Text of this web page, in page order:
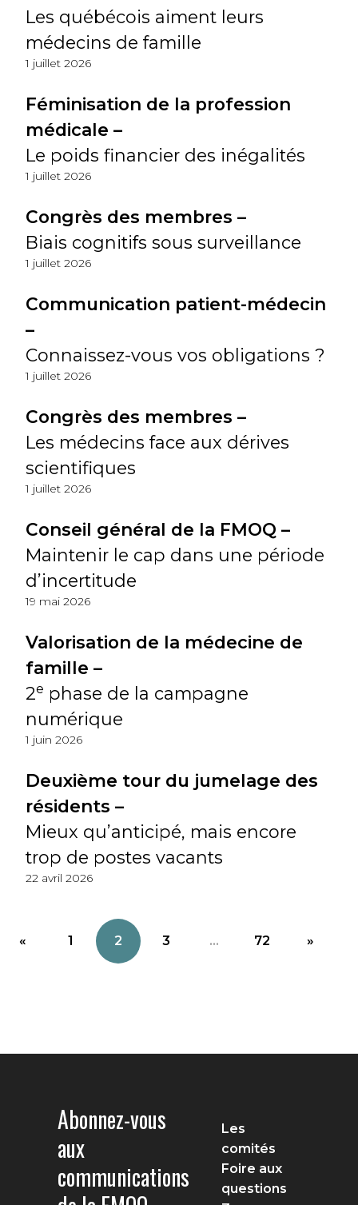
Les québécois aiment leurs
médecins de famille
1 juillet 2026
Féminisation de la profession
médicale –
Le poids financier des inégalités
1 juillet 2026
Congrès des membres –
Biais cognitifs sous surveillance
1 juillet 2026
Communication patient-médecin
–
Connaissez-vous vos obligations ?
1 juillet 2026
Congrès des membres –
Les médecins face aux dérives
scientifiques
1 juillet 2026
Conseil général de la FMOQ –
Maintenir le cap dans une période
d’incertitude
19 mai 2026
Valorisation de la médecine de
famille –
2e phase de la campagne
numérique
1 juin 2026
Deuxième tour du jumelage des
résidents –
Mieux qu’anticipé, mais encore
trop de postes vacants
22 avril 2026
« 1 2 3 ... 72 »
Abonnez-vous
aux
communications
Les
comités
Foire aux
questions